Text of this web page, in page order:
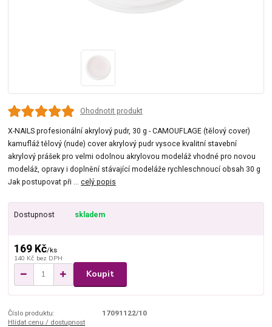
Ohodnotit produkt
X-NAILS profesionální akrylový pudr, 30 g - CAMOUFLAGE (tělový cover)
kamufláž tělový (nude) cover akrylový pudr vysoce kvalitní stavební
akrylový prášek pro velmi odolnou akrylovou modeláž vhodné pro novou
modeláž, opravy i doplnění stávající modeláže rychleschnoucí obsah 30 g
Jak postupovat při ...celý popis
Dostupnost skladem
169 Kč/ks
140 Kč bez DPH
Koupit
Číslo produktu:
17091122/10
Hlídat cenu / dostupnost